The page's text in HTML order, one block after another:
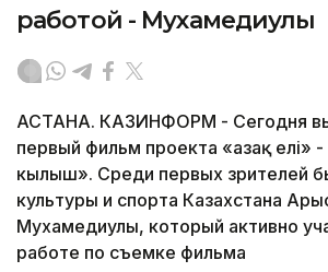
работой - Мухамедиулы
АСТАНА. КАЗИНФОРМ - Сегодня
первый фильм проекта «Қазақ елі»
кылыш». Среди первых зрителей
культуры и спорта Казахстана
Мухамедиулы, который активно
работе по съемке фильма